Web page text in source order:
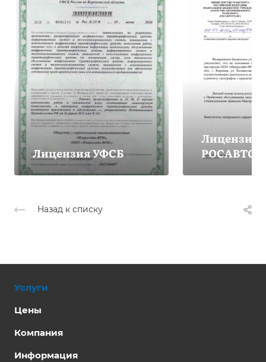
Лицензия УФСБ
Лицензия
Назад к списку
Услуги
Цены
Компания
Информация